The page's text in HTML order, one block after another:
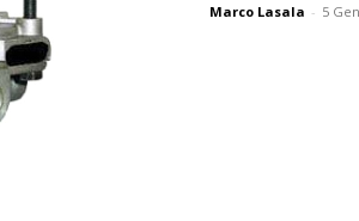
Marco Lasala - 5